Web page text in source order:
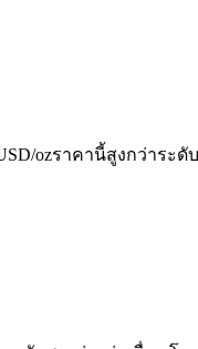
ozราคานี้สูงกว่